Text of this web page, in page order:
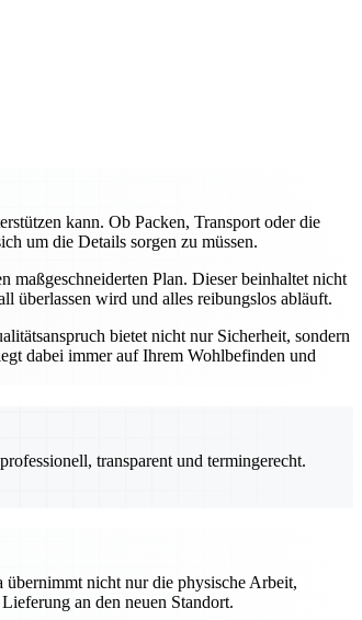
kann. Ob Packen, Transport oder die
um die Details sorgen zu müssen.
maßgeschneiderten Plan. Dieser beinhaltet nicht
überlassen wird und alles reibungslos abläuft.
bietet nicht nur Sicherheit, sondern
dabei immer auf Ihrem Wohlbefinden und
transparent und termingerecht.
nicht nur die physische Arbeit,
an den neuen Standort.